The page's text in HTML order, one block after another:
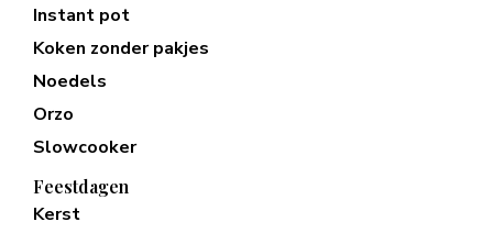
Instant pot
Koken zonder pakjes
Noedels
Orzo
Slowcooker
Feestdagen
Kerst